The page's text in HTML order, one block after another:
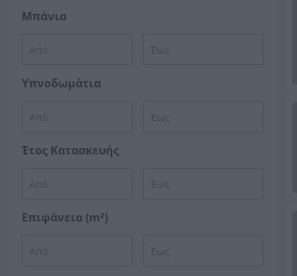
Μπάνια
Υπνοδωμάτια
Έτος Κατασκευής
Επιφάνεια (m²)